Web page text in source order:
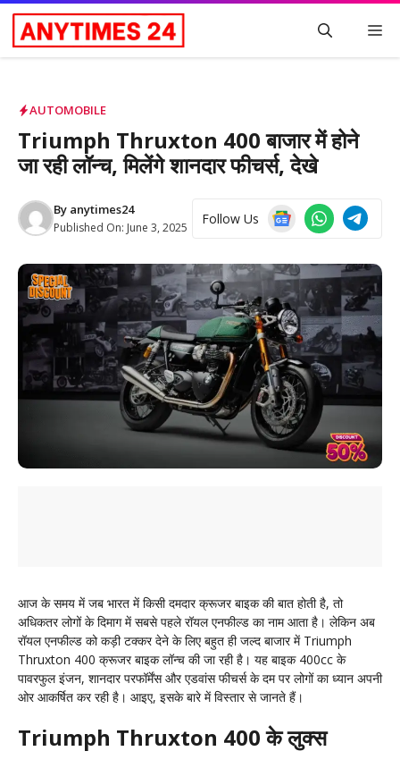
Skip
content
AUTOMOBILE
Triumph Thruxton 400 बाजार में होने
जा रही लॉन्च, मिलेंगे शानदार फीचर्स, देखे
By anytimes24
Published On: June 3, 2025
Follow Us
आज के समय में जब भारत में किसी दमदार क्रूजर बाइक की बात होती है, तो
अधिकतर लोगों के दिमाग में सबसे पहले रॉयल एनफील्ड का नाम आता है। लेकिन अब
रॉयल एनफील्ड को कड़ी टक्कर देने के लिए बहुत ही जल्द बाजार में Triumph
Thruxton 400 क्रूजर बाइक लॉन्च की जा रही है। यह बाइक 400cc के
पावरफुल इंजन, शानदार परफॉर्मेंस और एडवांस फीचर्स के दम पर लोगों का ध्यान अपनी
ओर आकर्षित कर रही है। आइए, इसके बारे में विस्तार से जानते हैं।
Triumph Thruxton 400 के लुक्स